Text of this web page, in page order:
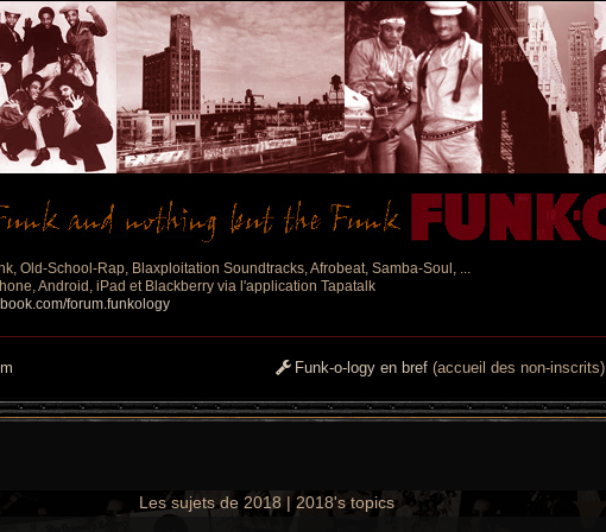
Old-School-Rap, Blaxploitation Soundtracks, Afrobeat, Samba-Soul, ...
Android, iPad et Blackberry via l'application Tapatalk
forum.funkology
Funk-o-logy en bref (accueil des non-inscrits)
Les sujets de 2018 | 2018's topics